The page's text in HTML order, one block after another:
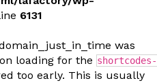
6131
was
loading for the shortcodes-
too early. This is usually